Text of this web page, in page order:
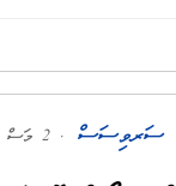
ސަރވިސަސް . 2 މަސް ކުރިން